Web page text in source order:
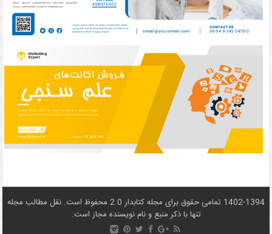
1402-1394 تمامی حقوق برای مجله کتابدار 2.0 محفوظ است. نقل مطالب مجله
تنها با ذکر منبع و نام نويسنده مجاز است.